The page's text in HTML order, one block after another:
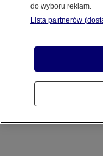
Właściciele
napływem
ceny usług i
na imigrantach -
do wyboru reklam.
Lista partnerów